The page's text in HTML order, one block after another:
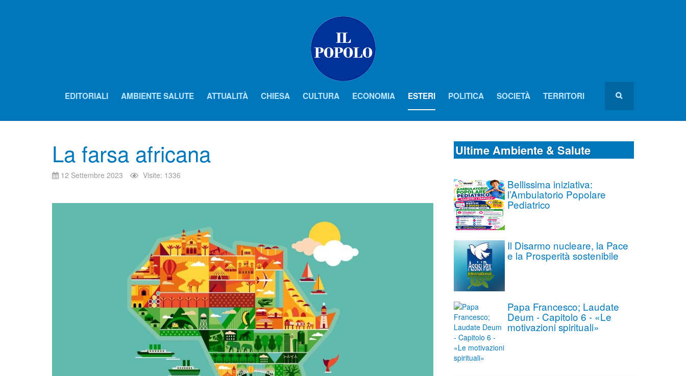
EDITORIALI AMBIENTE SALUTE ATTUALITÀ CHIESA CULTURA ECONOMIA ESTERI POLITICA SOCIETÀ TERRITORI
La farsa africana
12 Settembre 2023 Visite: 1336
Ultime Ambiente & Salute
Bellissima iniziativa:
l’Ambulatorio Popolare
Pediatrico
Il Disarmo nucleare, la Pace
e la Prosperità sostenibile
Papa Francesco; Laudate
Deum - Capitolo 6 - «Le
motivazioni spirituali»